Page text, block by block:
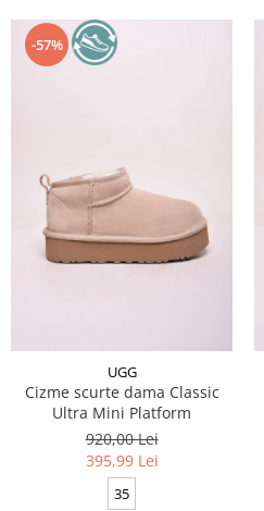
-57%
UGG
Cizme scurte dama Classic
Ultra Mini Platform
920,00 Lei
395,99 Lei
35